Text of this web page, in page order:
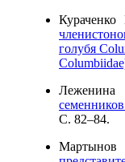
голубя
C. 82–84.